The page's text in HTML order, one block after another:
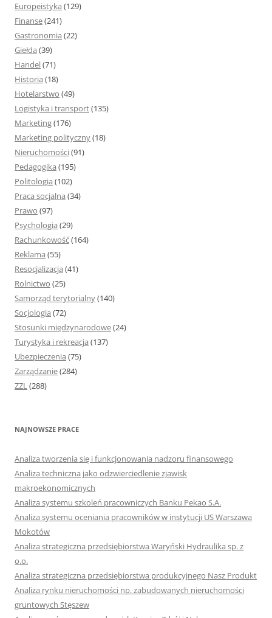
Europeistyka (129)
Finanse(241)
Gastronomia (22)
Giełda (39)
Handel(71)
Historia (18)
Hotelarstwo (49)
Logistyka i transport(135)
Marketing(176)
Marketing polityczny(18)
Nieruchomości(91)
Pedagogika (195)
Politologia (102)
Praca socjalna (34)
Prawo (97)
Psychologia (29)
Rachunkowość(164)
Reklama (55)
Resocjalizacja (41)
Rolnictwo (25)
Samorząd terytorialny(140)
Socjologia (72)
Stosunki międzynarodowe(24)
Turystyka i rekreacja (137)
Ubezpieczenia (75)
Zarządzanie(284)
ZZL(288)
NAJNOWSZE PRACE
Analiza tworzenia się i funkcjonowania nadzoru finansowego
Analiza techniczna jako odzwierciedlenie zjawisk
makroekonomicznych
Analiza systemu szkoleń pracowniczych Banku Pekao S.A.
Analiza systemu oceniania pracowników w instytucji US Warszawa
Mokotów
Analiza strategiczna przedsiębiorstwa Waryński Hydraulika sp. z
o.o.
Analiza strategiczna przedsiębiorstwa produkcyjnego Nasz Produkt
Analiza rynku nieruchomości np. zabudowanych nieruchomości
gruntowych Stęszew